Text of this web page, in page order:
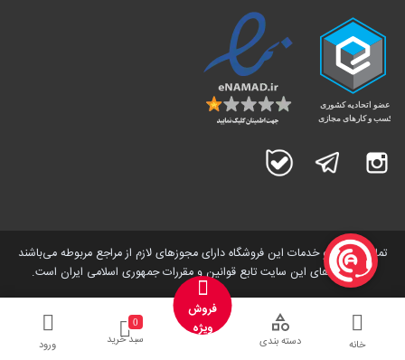
اینستاگرام تلگرام
تمامی کالاها و خدمات این فروشگاه دارای مجوز‌های لازم از مراجع مربوطه می‌باشند
و فعالیت های این سایت تابع قوانین و مقررات جمهوری اسلامی ایران است.
خانه دسته بندی
فروش
ویژه
0
سبد خرید ورود